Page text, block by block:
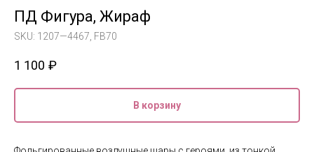
ПД Фигура, Жираф
SKU: 1207—4467, FB70
1 100 ₽
В корзину